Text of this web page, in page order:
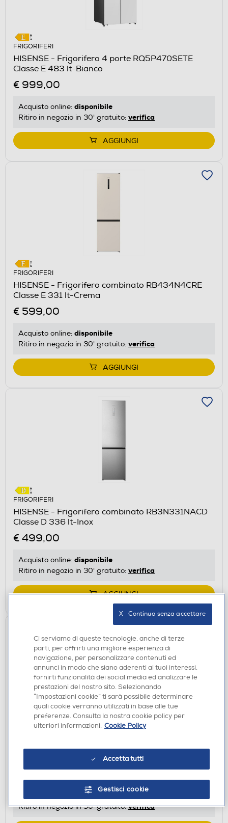
FRIGORIFERI
HISENSE - Frigorifero 4 porte RQ5P470SETE
Classe E 483 lt-Bianco
€ 999,00
Acquisto online: disponibile
Ritiro in negozio in 30' gratuito: verifica
AGGIUNGI
FRIGORIFERI
HISENSE - Frigorifero combinato RB434N4CRE
Classe E 331 lt-Crema
€ 599,00
Acquisto online: disponibile
Ritiro in negozio in 30' gratuito: verifica
AGGIUNGI
FRIGORIFERI
HISENSE - Frigorifero combinato RB3N331NACD
Classe D 336 lt-Inox
€ 499,00
Acquisto online: disponibile
Ritiro in negozio in 30' gratuito: verifica
AGGIUNGI
FRIGORIFERI
Classe E-INOX
disponibile
Ritiro in negozio in 30' gratuito:verifica
Ci serviamo di queste tecnologie, anche di terze
parti, per offrirti una migliore esperienza di
navigazione, per personalizzare contenuti ed
annunci in modo che siano aderenti ai tuoi interessi,
fornirti funzionalità dei social media ed analizzare le
prestazioni del nostro sito. Selezionando
“Impostazioni cookie” ti sarà possibile determinare
quali cookie verranno utilizzati in base alle tue
preferenze. Consulta la nostra cookie policy per
ulteriori informazioni. Cookie Policy
Accetta tutti
Gestisci cookie
X   Continua senza accettare